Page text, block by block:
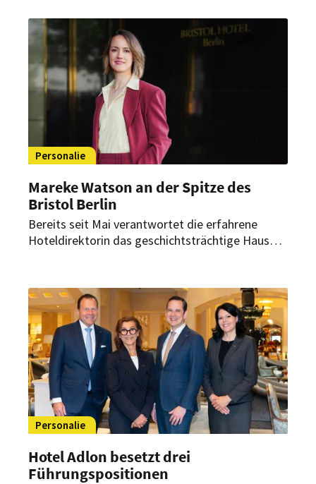
Restaurantprojekts im The Ritz-Carlton,
Wolfsburg.
Personalie
Mareke Watson an der Spitze des
Bristol Berlin
Bereits seit Mai verantwortet die erfahrene
Hoteldirektorin das geschichtsträchtige Haus
Collection.
Personalie
Hotel Adlon besetzt drei
Führungspositionen